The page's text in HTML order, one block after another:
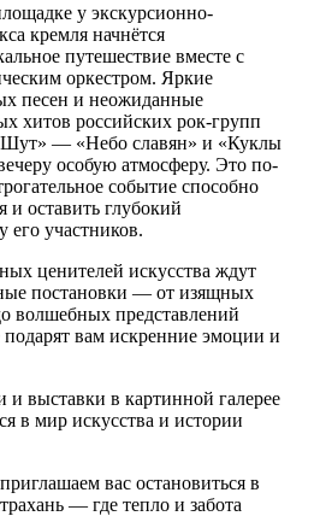
у экскурсионно-
кремля начнётся
путешествие вместе с
оркестром. Яркие
песен и неожиданные
хитов российских рок-групп
— «Небо славян» и «Куклы
особую атмосферу. Это по-
событие способно
и оставить глубокий
его участников.
ценителей искусства ждут
постановки — от изящных
волшебных представлений
подарят вам искренние эмоции и
и выставки в картинной галерее
в мир искусства и истории
вас остановиться в
— где тепло и забота